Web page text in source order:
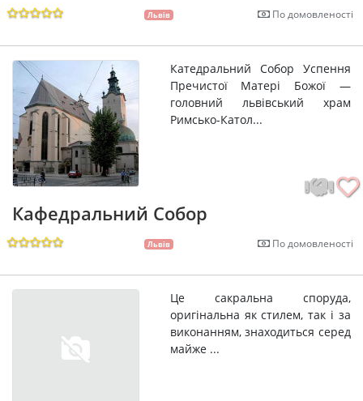
Львів По домовленості
Катедральний Собор Успення
Пречистої Матері Божої —
головний львівський храм
Римсько-Катол...
Кафедральний Собор
Львів По домовленості
Це сакральна споруда,
оригінальна як стилем, так і за
виконанням, знаходиться серед
майже ...